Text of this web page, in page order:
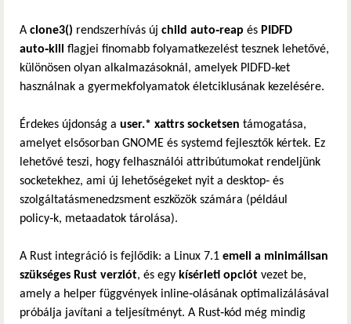
A clone3() rendszerhívás új child auto‑reap és PIDFD
auto‑kill
flagjei finomabb folyamatkezelést tesznek lehetővé,
különösen olyan alkalmazásoknál, amelyek PIDFD‑ket
használnak a gyermekfolyamatok életciklusának kezelésére.
Érdekes újdonság a user.* xattrs socketsen támogatása,
amelyet elsősorban GNOME és systemd fejlesztők kértek. Ez
lehetővé teszi, hogy felhasználói attribútumokat rendeljünk
socketekhez, ami új lehetőségeket nyit a desktop‑ és
szolgáltatásmenedzsment eszközök számára (például
policy‑k, metaadatok tárolása).
A Rust integráció is fejlődik: a Linux 7.1 emeli a minimálisan
szükséges Rust verziót, és egy kísérleti opciót vezet be,
amely a helper függvények inline‑olásának optimalizálásával
próbálja javítani a teljesítményt. A Rust‑kód még mindig